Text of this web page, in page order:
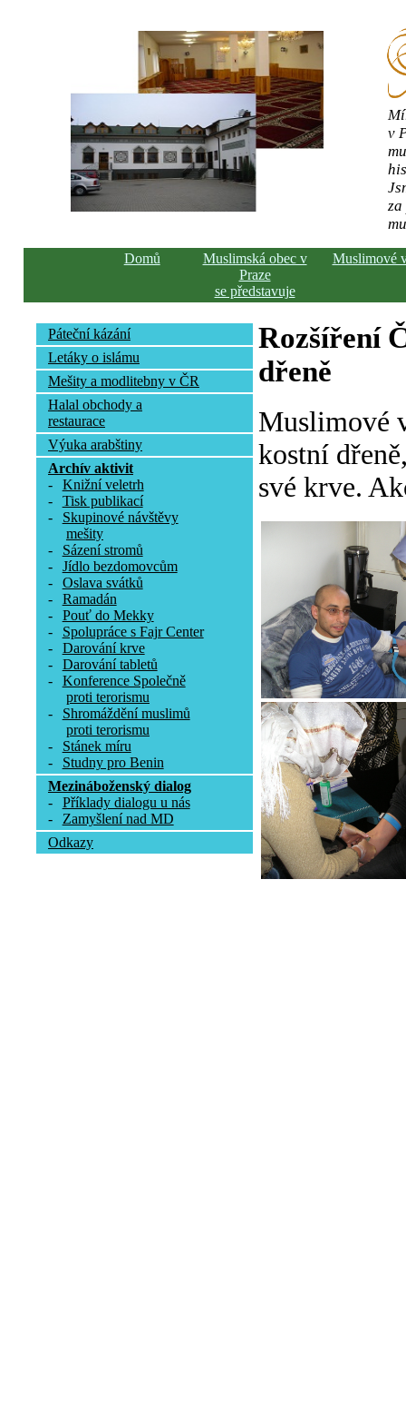
v
Domů
Muslimská obec v
Praze
se představuje
Muslimové
Páteční kázání
Letáky o islámu
Mešity a modlitebny v ČR
Halal obchody a
restaurace
Výuka arabštiny
Archív aktivit
-
Knižní veletrh
-
Tisk publikací
-
Skupinové návštěvy
mešity
-
Sázení stromů
-
Jídlo bezdomovcům
-
Oslava svátků
-
Ramadán
-
Pouť do Mekky
-
Spolupráce s Fajr Center
-
Darování krve
-
Darování tabletů
-
Konference Společně
proti terorismu
-
Shromáždění muslimů
proti terorismu
-
Stánek míru
-
Studny pro Benin
Mezináboženský dialog
-
Příklady dialogu u nás
-
Zamyšlení nad MD
Odkazy
Rozšíření
dřeně
Muslimové
kostní
své krve.